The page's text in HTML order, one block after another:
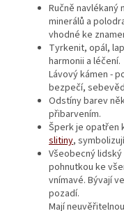
Ručně navlékaný
minerálů a
vhodné ke
Tyrkenit, opál,
harmonii a léčení.
Lávový kámen -
bezpečí,
Odstíny barev
přibarvením.
Šperk je opatřen
slitiny,
Všeobecný lidský
pohnutkou ke
vnímavé. Bývají
pozadí.
Mají